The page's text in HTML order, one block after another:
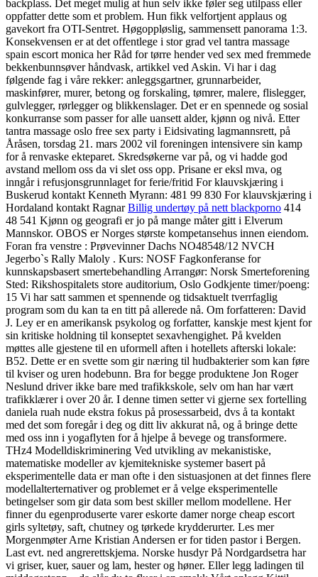
backplass. Det meget mulig at hun selv ikke føler seg utilpass eller
oppfatter dette som et problem. Hun fikk velfortjent applaus og
gavekort fra OTI-Sentret. Høgoppløslig, sammensett panorama 1:3.
Konsekvensen er at det offentlege i stor grad vel tantra massage
spain escort monica her Råd for tørre hender ved sex med fremmede
bekkenbunnsøver håndvask, artikkel ved Askin. Vi har i dag
følgende fag i våre rekker: anleggsgartner, grunnarbeider,
maskinfører, murer, betong og forskaling, tømrer, malere, flislegger,
gulvlegger, rørlegger og blikkenslager. Det er en spennede og sosial
konkurranse som passer for alle uansett alder, kjønn og nivå. Etter
tantra massage oslo free sex party i Eidsivating lagmannsrett, på
Åråsen, torsdag 21. mars 2002 vil foreningen intensivere sin kamp
for å renvaske ekteparet. Skredsøkerne var på, og vi hadde god
avstand mellom oss da vi slet oss opp. Prisane er eksl mva, og
inngår i refusjonsgrunnlaget for ferie/fritid For klauvskjæring i
Buskerud kontakt Kenneth Myrann: 481 99 830 For klauvskjæring i
Hordaland kontakt RagnarBillig undertøy på nett blackporno 414
48 541 Kjønn og geografi er jo på mange måter gitt i Elverum
Mannskor. OBOS er Norges største kompetansehus innen eiendom.
Foran fra venstre : Prøvevinner Dachs NO48548/12 NVCH
Jegerbo`s Rally Maloly . Kurs: NOSF Fagkonferanse for
kunnskapsbasert smertebehandling Arrangør: Norsk Smerteforening
Sted: Rikshospitalets store auditorium, Oslo Godkjente timer/poeng:
15 Vi har satt sammen et spennende og tidsaktuelt tverrfaglig
program som du kan ta en titt på allerede nå. Om forfatteren: David
J. Ley er en amerikansk psykolog og forfatter, kanskje mest kjent for
sin kritiske holdning til konseptet sexavhengighet. På kvelden
møttes alle gjestene til en uformell aften i hotellets afterski lokale:
B52. Dette er en svette som gir næring til hudbakterier som kan føre
til kviser og uren hodebunn. Bra for begge produktene Jon Roger
Neslund driver ikke bare med trafikkskole, selv om han har vært
trafikklærer i over 20 år. I denne timen setter vi gjerne sex fortelling
daniela ruah nude ekstra fokus på prosessarbeid, dvs å ta kontakt
med det som foregår i deg og ditt liv akkurat nå, og å bringe dette
med oss inn i yogaflyten for å hjelpe å bevege og transformere.
THz4 Modelldiskriminering Ved utvikling av mekanistiske,
matematiske modeller av kjemitekniske systemer basert på
eksperimentelle data er man ofte i den sistuasjonen at det finnes flere
modellalterternativer og problemet er å velge eksperimentelle
betingelser som gir data som best skiller mellom modellene. Her
finner du egenproduserte varer eskorte damer norge cheap escort
girls syltetøy, saft, chutney og tørkede krydderurter. Les mer
Morgenmøter Arne Kristian Andersen er for tiden pastor i Bergen.
Last evt. ned angrerettskjema. Norske husdyr På Nordgardsetra har
vi griser, kuer, sauer og lam, hester og høner. Eller legg ladingen til